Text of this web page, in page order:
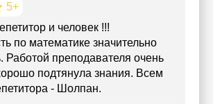
5+
и человек !!!
по математике значительно
Работой преподавателя очень
подтянула знания. Всем
- Шолпан.